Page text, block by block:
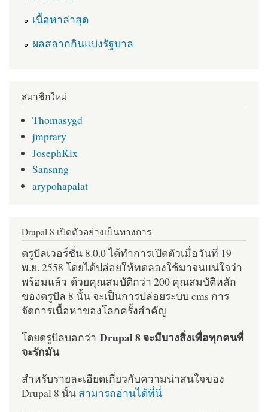
เนื้อหาล่าสุด
ผลสลากกินแบ่งรัฐบาล
สมาชิกใหม่
Thomasygd
jmprary
JosephKix
Sansnng
arypohapalat
Drupal 8 เปิดตัวอย่างเป็นทางการ
ดรูปัลเวอร์ชั่น 8.0.0 ได้ทำการเปิดตัวเมื่อวันที่ 19
พ.ย. 2558 โดยได้ปล่อยให้ทดลองใช้มาจนแน่ใจว่า
พร้อมแล้ว ด้วยคุณสมบัติกว่า 200 คุณสมบัติหลัก
ของดรูปัล 8 นั้น จะเป็นการปล่อยระบบ cms การ
จัดการเนื้อหาของโลกครั้งสำคัญ
โดยดรูปัลบอกว่า Drupal 8 จะมีบางสิ่งเพื่อทุกคนที่
จะรักมัน
สำหรับรายละเอียดเกี่ยวกับความน่าสนใจของ
Drupal 8 นั้น สามารถอ่านได้ที่นี่